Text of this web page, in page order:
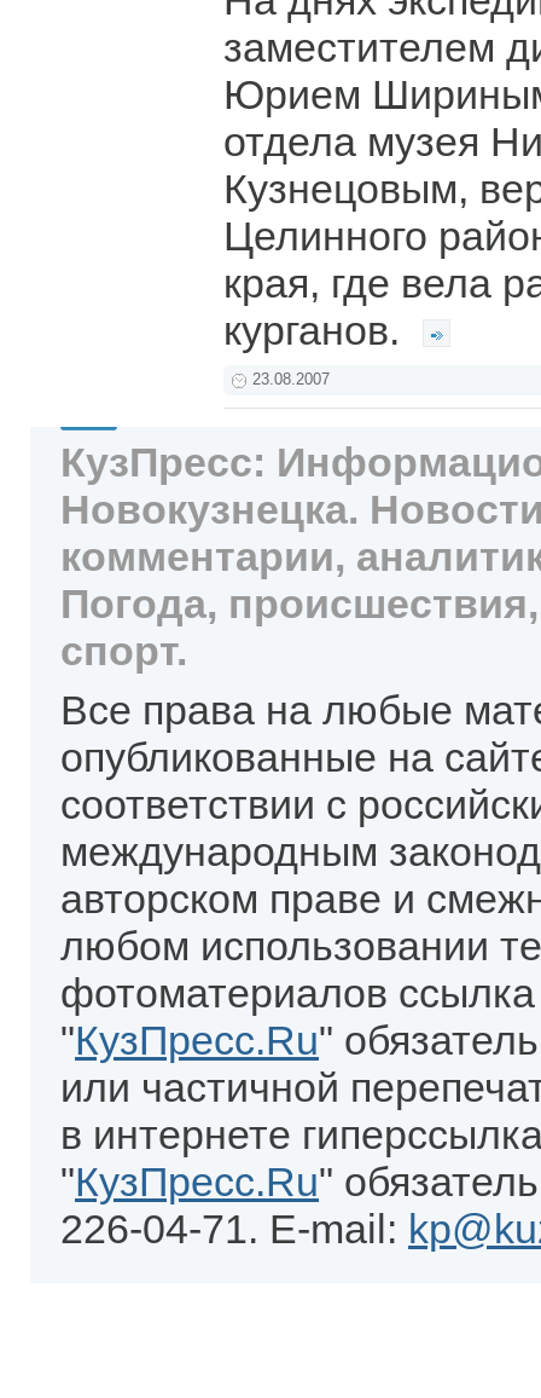
заместителем
Юрием
отдела музея
Кузнецовым,
Целинного
края, где вела
курганов.
23.08.2007
КузПресс:
Новокузнецка.
комментарии,
Погода,
спорт.
Все права на любые
опубликованные на
соответствии с
международным
авторском праве и
любом использовании
фотоматериалов
"КузПресс.Ru"
или частичной
в интернете
"КузПресс.Ru"
226-04-71. E-mail: